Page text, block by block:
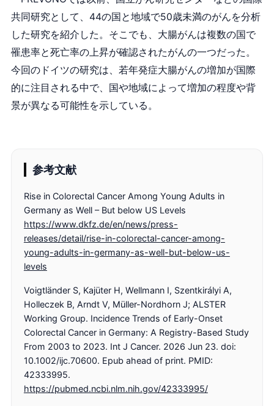
共同研究として、44の国と地域で50歳未満のがんを分析
した研究を紹介した。そこでも、大腸がんは複数の国で
罹患率と死亡率の上昇が確認されたがんの一つだった。
今回のドイツの研究は、若年発症大腸がんの増加が国際
的に注目される中で、国や地域によって増加の程度や背
景が異なる可能性を示している。
参考文献
Rise in Colorectal Cancer Among Young Adults in
Germany as Well – But below US Levels
https://www.dkfz.de/en/news/press-
releases/detail/rise-in-colorectal-cancer-among-
young-adults-in-germany-as-well-but-below-us-
levels
Voigtländer S, Kajüter H, Wellmann I, Szentkirályi A,
Holleczek B, Arndt V, Müller-Nordhorn J; ALSTER
Working Group. Incidence Trends of Early-Onset
Colorectal Cancer in Germany: A Registry-Based Study
From 2003 to 2023. Int J Cancer. 2026 Jun 23. doi:
10.1002/ijc.70600. Epub ahead of print. PMID:
42333995.
https://pubmed.ncbi.nlm.nih.gov/42333995/